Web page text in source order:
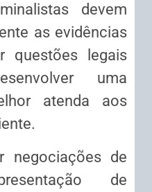
devem
as evidências
questões legais
uma
atenda aos
negociações de
de